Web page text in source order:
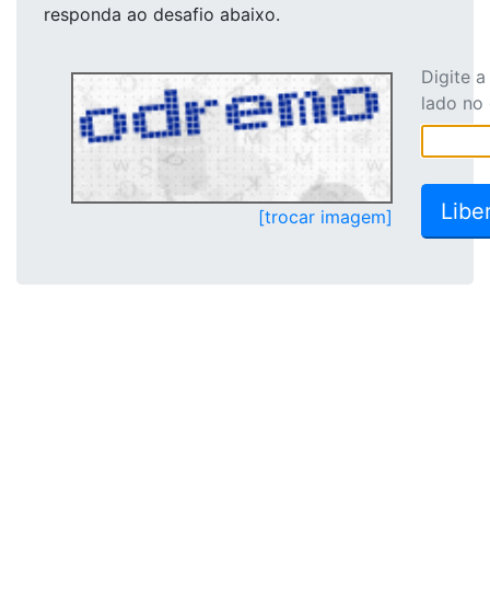
responda ao desafio abaixo.
[trocar imagem]
Digite
lado no